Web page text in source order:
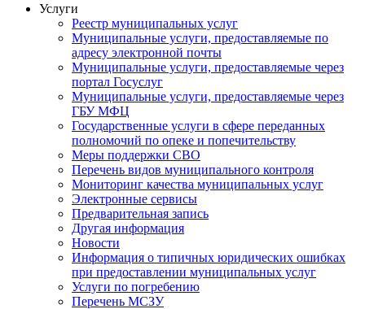
Услуги
Реестр муниципальных услуг
Муниципальные услуги, предоставляемые по
адресу электронной почты
Муниципальные услуги, предоставляемые через
портал Госуслуг
Муниципальные услуги, предоставляемые через
ГБУ МФЦ
Государственные услуги в сфере переданных
полномочий по опеке и попечительству
Меры поддержки СВО
Перечень видов муниципального контроля
Мониторинг качества муниципальных услуг
Электронные сервисы
Предварительная запись
Другая информация
Новости
Информация о типичных юридических ошибках
при предоставлении муниципальных услуг
Услуги по погребению
Перечень МСЗУ